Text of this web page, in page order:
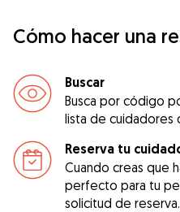
Cómo hacer una
Buscar
Busca por código
lista de cuidadores
Reserva tu
Cuando creas que
perfecto para tu
solicitud de reserva.